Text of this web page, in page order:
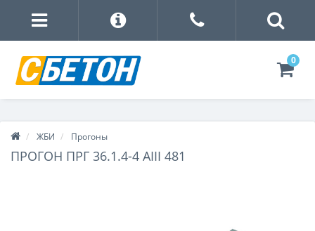
0
ЖБИ Прогоны
ПРОГОН ПРГ 36.1.4-4 АIII 481